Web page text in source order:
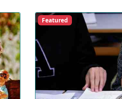
Featured